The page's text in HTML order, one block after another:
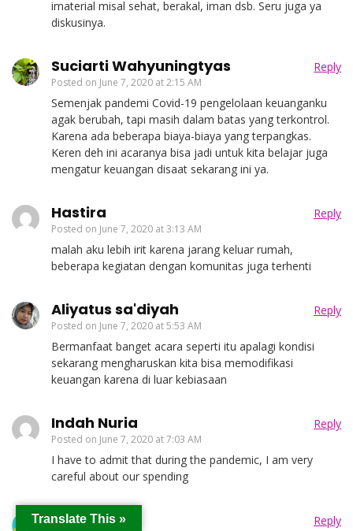
imaterial misal sehat, berakal, iman dsb. Seru juga ya
diskusinya.
Suciarti Wahyuningtyas
Posted on June 7, 2020 at 2:15 AM
Reply
Semenjak pandemi Covid-19 pengelolaan keuanganku
agak berubah, tapi masih dalam batas yang terkontrol.
Karena ada beberapa biaya-biaya yang terpangkas.
Keren deh ini acaranya bisa jadi untuk kita belajar juga
mengatur keuangan disaat sekarang ini ya.
Hastira
Posted on June 7, 2020 at 3:13 AM
Reply
malah aku lebih irit karena jarang keluar rumah,
beberapa kegiatan dengan komunitas juga terhenti
Aliyatus sa'diyah
Posted on June 7, 2020 at 5:53 AM
Reply
Bermanfaat banget acara seperti itu apalagi kondisi
sekarang mengharuskan kita bisa memodifikasi
keuangan karena di luar kebiasaan
Indah Nuria
Posted on June 7, 2020 at 7:03 AM
Reply
I have to admit that during the pandemic, I am very
careful about our spending
Ratnasari Reply
Translate This »